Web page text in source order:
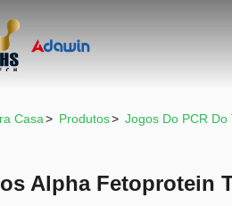
Casa> Produtos> Jogos Do PCR Do
Alpha Fetoprotein